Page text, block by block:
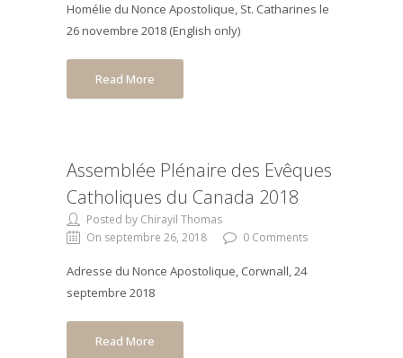
Homélie du Nonce Apostolique, St. Catharines le
26 novembre 2018 (English only)
Read More
Assemblée Plénaire des Evêques
Catholiques du Canada 2018
Posted by Chirayil Thomas
On septembre 26, 2018
0 Comments
Adresse du Nonce Apostolique, Corwnall, 24
septembre 2018
Read More